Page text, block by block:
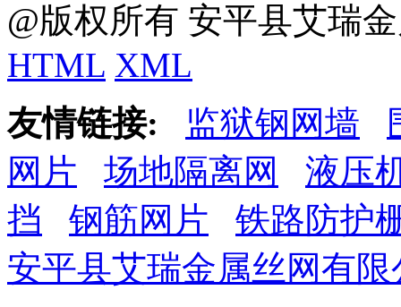
@版权所有 安平县艾瑞
HTML XML
友情链接:
监狱钢网墙
网片
场地隔离网
液压
挡
钢筋网片
铁路防护
安平县艾瑞金属丝网有限